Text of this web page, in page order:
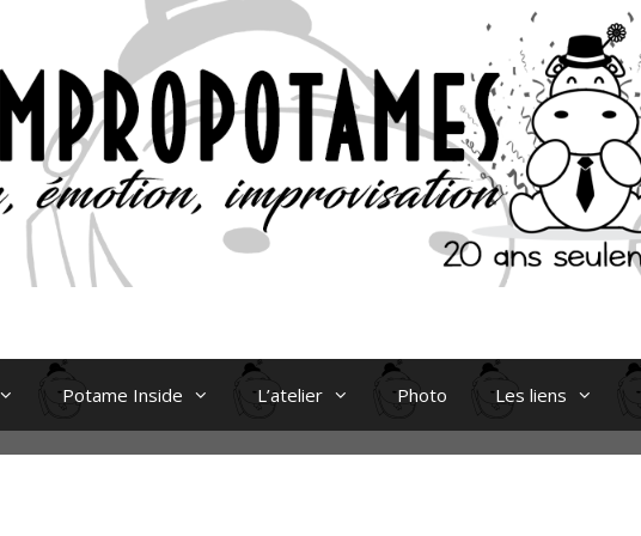
Potame Inside L’atelier Photo Les liens